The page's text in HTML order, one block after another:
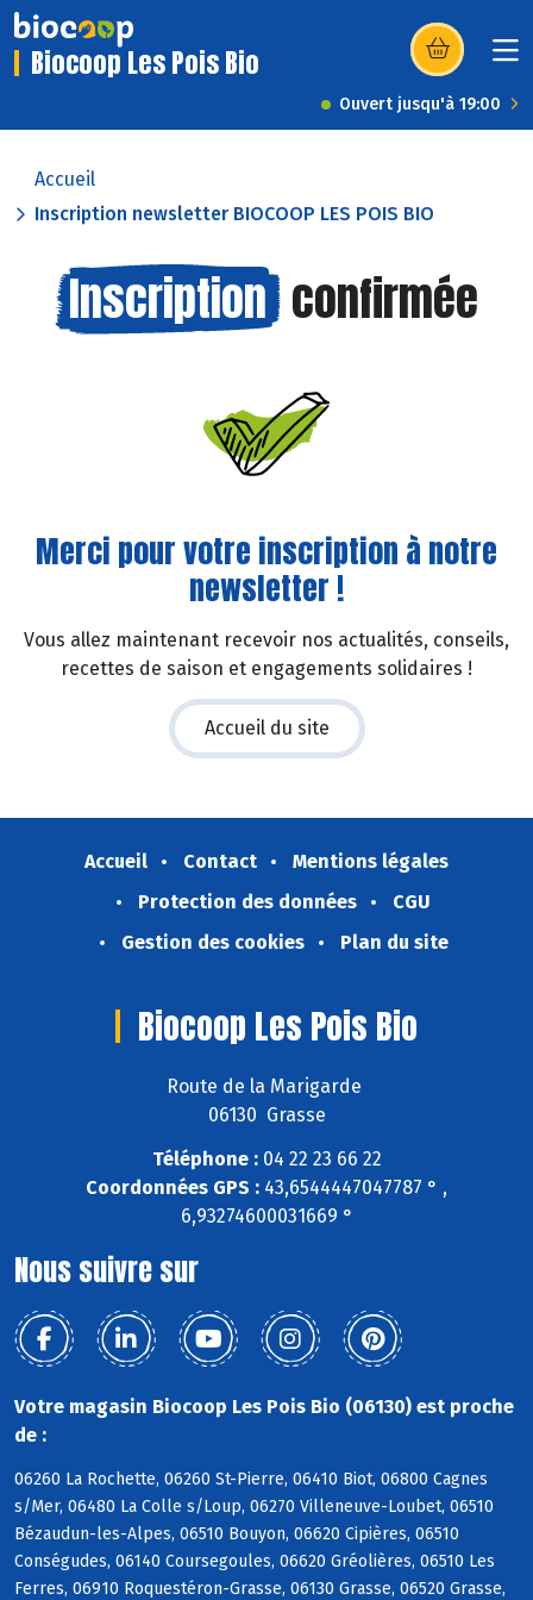
Biocoop Les Pois Bio (s’ouvre dans
Ouvert jusqu'à 19:00
Accueil
Inscription newsletter BIOCOOP LES POIS BIO
Inscription confirmée
Merci pour votre inscription à notre
newsletter !
Vous allez maintenant recevoir nos actualités, conseils,
recettes de saison et engagements solidaires !
Accueil du site
Accueil Contact
Mentions légales
Protection des données
CGU
Gestion des cookies
Plan du site
Biocoop Les Pois Bio
Route de la Marigarde
06130 Grasse
Téléphone :04 22 23 66 22
Coordonnées GPS : 43,6544447047787 ° ,
6,93274600031669 °
Nous suivre sur
Votre magasin Biocoop Les Pois Bio (06130) est proche
de :
06260 La Rochette, 06260 St-Pierre, 06410 Biot, 06800 Cagnes
s/Mer, 06480 La Colle s/Loup, 06270 Villeneuve-Loubet, 06510
Bézaudun-les-Alpes, 06510 Bouyon, 06620 Cipières, 06510
Conségudes, 06140 Coursegoules, 06620 Gréolières, 06510 Les
Ferres, 06910 Roquestéron-Grasse, 06130 Grasse, 06520 Grasse,